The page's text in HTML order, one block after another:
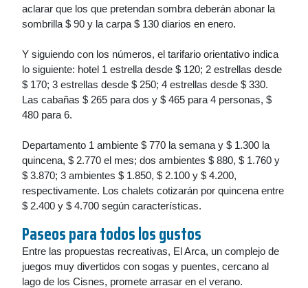
aclarar que los que pretendan sombra deberán abonar la
sombrilla $ 90 y la carpa $ 130 diarios en enero.
Y siguiendo con los números, el tarifario orientativo indica
lo siguiente: hotel 1 estrella desde $ 120; 2 estrellas desde
$ 170; 3 estrellas desde $ 250; 4 estrellas desde $ 330.
Las cabañas $ 265 para dos y $ 465 para 4 personas, $
480 para 6.
Departamento 1 ambiente $ 770 la semana y $ 1.300 la
quincena, $ 2.770 el mes; dos ambientes $ 880, $ 1.760 y
$ 3.870; 3 ambientes $ 1.850, $ 2.100 y $ 4.200,
respectivamente. Los chalets cotizarán por quincena entre
$ 2.400 y $ 4.700 según características.
Paseos para todos los gustos
Entre las propuestas recreativas, El Arca, un complejo de
juegos muy divertidos con sogas y puentes, cercano al
lago de los Cisnes, promete arrasar en el verano.